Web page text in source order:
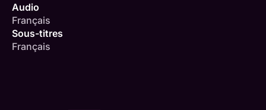
Audio
Français
Sous-titres
Français